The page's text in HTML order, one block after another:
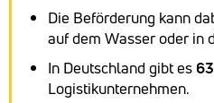
Die Beförderung kann
auf dem Wasser oder in
In Deutschland gibt es
Logistikunternehmen.